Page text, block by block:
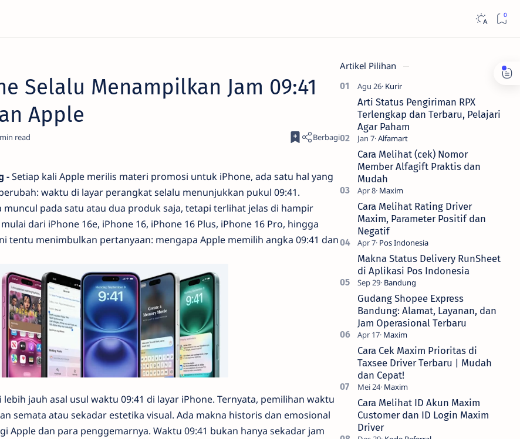
Selalu Menampilkan Jam 09:41
Apple
-Setiap kali Apple merilis materi promosi untuk iPhone, ada satu hal yang
waktu di layar perangkat selalu menunjukkan pukul 09:41.
muncul pada satu atau dua produk saja, tetapi terlihat jelas di hampir
dari iPhone 16e, iPhone 16, iPhone 16 Plus, iPhone 16 Pro, hingga
tentu menimbulkan pertanyaan: mengapa Apple memilih angka 09:41 dan
jauh asal usul waktu 09:41 di layar iPhone. Ternyata, pemilihan waktu
semata atau sekadar estetika visual. Ada makna historis dan emosional
Apple dan para penggemarnya. Waktu 09:41 bukan hanya sekadar jam
Artikel Pilihan
Arti Status Pengiriman RPX
Terlengkap dan Terbaru, Pelajari
Agar Paham
Cara Melihat (cek) Nomor
Member Alfagift Praktis dan
Mudah
Cara Melihat Rating Driver
Maxim, Parameter Positif dan
Negatif
Makna Status Delivery RunSheet
di Aplikasi Pos Indonesia
Gudang Shopee Express
Bandung: Alamat, Layanan, dan
Jam Operasional Terbaru
Cara Cek Maxim Prioritas di
Taxsee Driver Terbaru | Mudah
dan Cepat!
Cara Melihat ID Akun Maxim
Customer dan ID Login Maxim
Driver